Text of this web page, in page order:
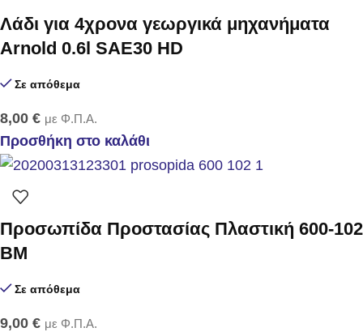
Λάδι για 4χρονα γεωργικά μηχανήματα
Arnold 0.6l SAE30 HD
Σε απόθεμα
8,00 € με Φ.Π.Α.
Προσθήκη στο καλάθι
Προσωπίδα Προστασίας Πλαστική 600-102
BM
Σε απόθεμα
9,00 € με Φ.Π.Α.